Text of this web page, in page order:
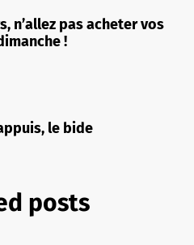
n’allez pas acheter vos
!
le bide
posts